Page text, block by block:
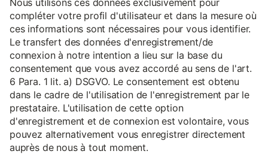
compléter votre profil d'utilisateur et dans la mesure où
ces informations sont nécessaires pour vous identifier.
Le transfert des données d'enregistrement/de
connexion à notre intention a lieu sur la base du
consentement que vous avez accordé au sens de l'art.
6 Para. 1 lit. a) DSGVO. Le consentement est obtenu
dans le cadre de l'utilisation de l'enregistrement par le
prestataire. L'utilisation de cette option
d'enregistrement et de connexion est volontaire, vous
pouvez alternativement vous enregistrer directement
auprès de nous à tout moment.